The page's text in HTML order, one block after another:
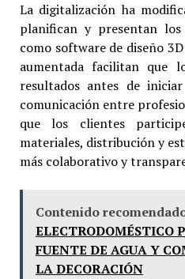
La digitalización ha
planifican y presentan los
como software de diseño
aumentada facilitan que
resultados antes de
comunicación entre
que los clientes
materiales, distribución y
más colaborativo y
Contenido
ELECTRODOMÉSTICO
FUENTE DE AGUA Y
LA DECORACIÓN